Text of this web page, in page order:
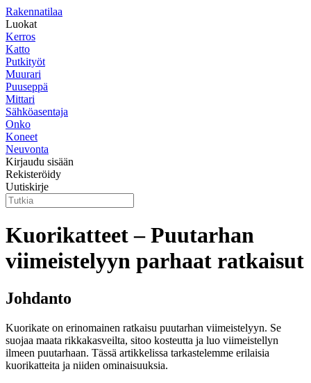
Rakennatilaa
Luokat
Kerros
Katto
Putkityöt
Muurari
Puuseppä
Mittari
Sähköasentaja
Onko
Koneet
Neuvonta
Kirjaudu sisään
Rekisteröidy
Uutiskirje
Kuorikatteet – Puutarhan
viimeistelyyn parhaat ratkaisut
Johdanto
Kuorikate on erinomainen ratkaisu puutarhan viimeistelyyn. Se
suojaa maata rikkakasveilta, sitoo kosteutta ja luo viimeistellyn
ilmeen puutarhaan. Tässä artikkelissa tarkastelemme erilaisia
kuorikatteita ja niiden ominaisuuksia.